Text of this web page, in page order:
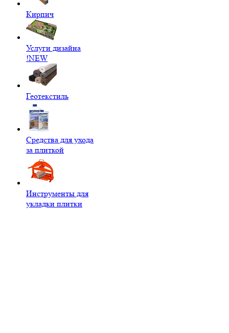
Кирпич
Услуги дизайна
!NEW
Геотекстиль
Средства для ухода
за плиткой
Инструменты для
укладки плитки